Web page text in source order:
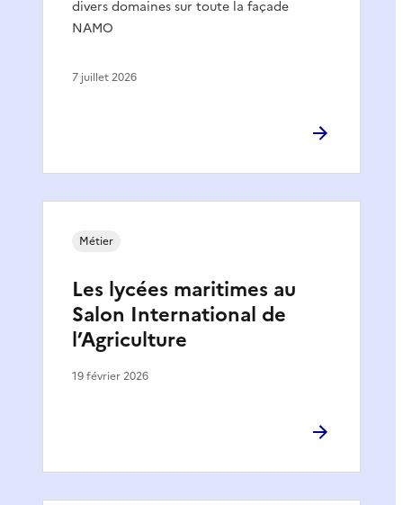
divers domaines sur toute la façade
NAMO
7 juillet 2026
Les lycées maritimes au
Salon International de
l’Agriculture
Métier
19 février 2026